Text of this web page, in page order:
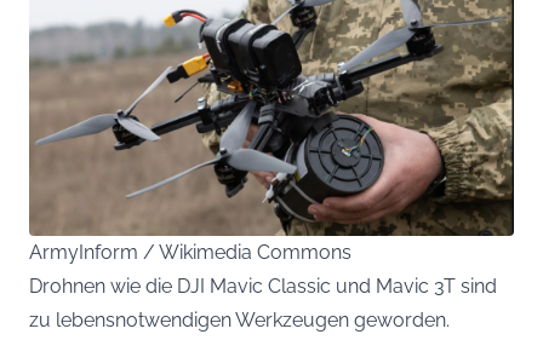
ArmyInform / Wikimedia Commons
Drohnen wie die DJI Mavic Classic und Mavic 3T sind
zu lebensnotwendigen Werkzeugen geworden.